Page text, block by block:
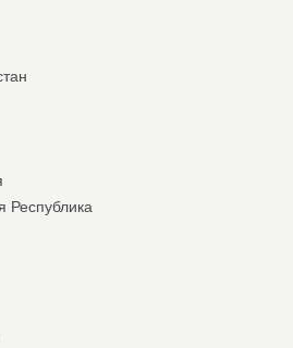
Республика